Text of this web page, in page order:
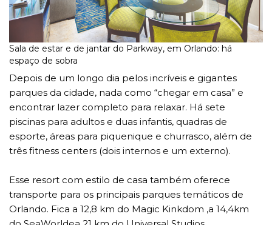
Sala de estar e de jantar do Parkway, em Orlando: há
espaço de sobra
Depois de um longo dia pelos incríveis e gigantes
parques da cidade, nada como “chegar em casa” e
encontrar lazer completo para relaxar. Há sete
piscinas para adultos e duas infantis, quadras de
esporte, áreas para piquenique e churrasco, além de
três fitness centers (dois internos e um externo).
Esse resort com estilo de casa também oferece
transporte para os principais parques temáticos de
Orlando. Fica a 12,8 km do Magic Kinkdom ,a 14,4km